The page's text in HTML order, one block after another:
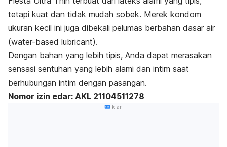
tetapi kuat dan tidak mudah sobek. Merek kondom
ukuran kecil ini juga dibekali pelumas berbahan dasar air
(water-based lubricant).
Dengan bahan yang lebih tipis, Anda dapat merasakan
sensasi sentuhan yang lebih alami dan intim saat
berhubungan intim dengan pasangan.
Nomor izin edar: AKL 21104511278
Iklan